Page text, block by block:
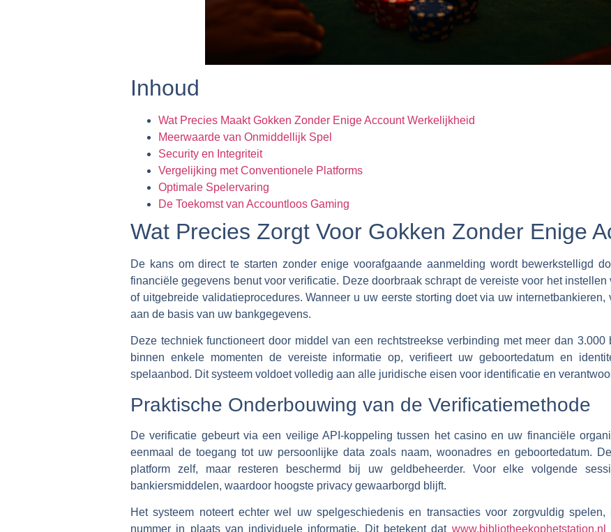
Inhoud
Wat Precies Maakt Gokken Zonder Enige Account Werkelijkheid
Meerwaarde van Onmiddellijk Spel
Security en Integriteit
Vergelijking met Conventionele Platforms
Optimale Spelervaring
De Toekomst van Accountloos Gaming
Wat Precies Zorgt Voor Gokken Zonder Enige
De kans om direct te starten zonder enige voorafgaande aanmelding wordt bewerkstelligd
financiële gegevens benut voor verificatie. Deze doorbraak schrapt de vereiste voor het
of uitgebreide validatieprocedures. Wanneer u uw eerste storting doet via uw
aan de basis van uw bankgegevens.
Deze techniek functioneert door middel van een rechtstreekse verbinding met meer dan
binnen enkele momenten de vereiste informatie op, verifieert uw geboortedatum en
spelaanbod. Dit systeem voldoet volledig aan alle juridische eisen voor identificatie en
Praktische Onderbouwing van de Verificatiemethode
De verificatie gebeurt via een veilige API-koppeling tussen het casino en uw financiële
eenmaal de toegang tot uw persoonlijke data zoals naam, woonadres en geboortedatum.
platform zelf, maar resteren beschermd bij uw geldbeheerder. Voor elke volgende
bankiersmiddelen, waardoor hoogste privacy gewaarborgd blijft.
Het systeem noteert echter wel uw spelgeschiedenis en transacties voor zorgvuldig
nummer in plaats van individuele informatie. Dit betekent dat www.bibliotheekophetstation.nl